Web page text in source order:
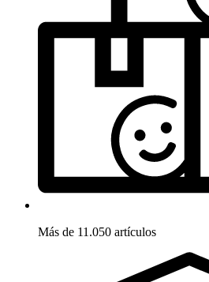
Más de 11.050 artículos